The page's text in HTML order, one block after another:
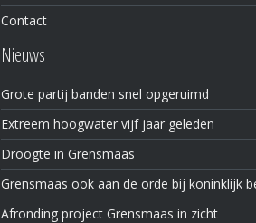
Contact
Nieuws
Grote partij banden snel opgeruimd
Extreem hoogwater vijf jaar geleden
Droogte in Grensmaas
Grensmaas ook aan de orde bij koninklijk
Afronding project Grensmaas in zicht